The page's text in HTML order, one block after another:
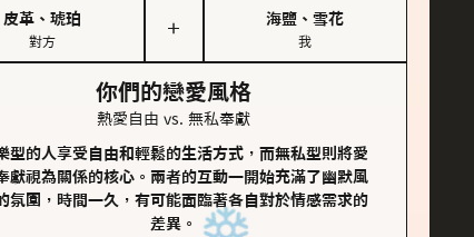
皮革、琥珀
對方
＋
海鹽、雪花
我
你們的戀愛風格
熱愛自由 vs. 無私奉獻
型的人享受自由和輕鬆的生活方式，而無私型則將愛
獻視為關係的核心。兩者的互動一開始充滿了幽默風
氛圍，時間一久，有可能面臨著各自對於情感需求的
差異。